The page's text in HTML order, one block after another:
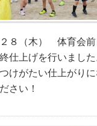
２８（木） 体育会
仕上げを行いまし
けがたい仕上がり
さい！